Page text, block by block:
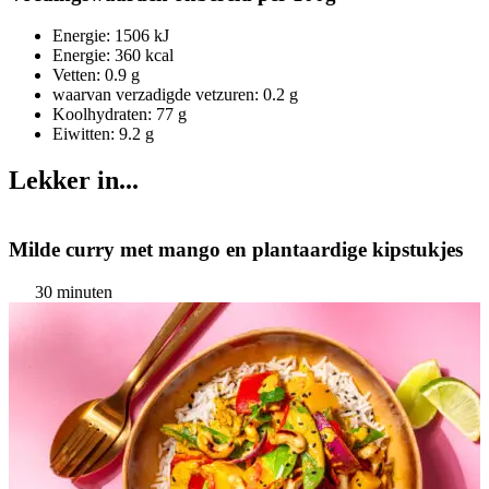
Energie: 1506 kJ
Energie: 360 kcal
Vetten: 0.9 g
waarvan verzadigde vetzuren: 0.2 g
Koolhydraten: 77 g
Eiwitten: 9.2 g
Lekker in...
Milde curry met mango en plantaardige kipstukjes
30 minuten